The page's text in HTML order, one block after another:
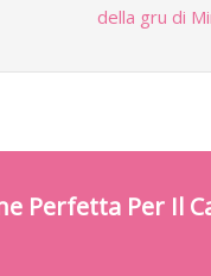
della gru di
Perfetta Per Il